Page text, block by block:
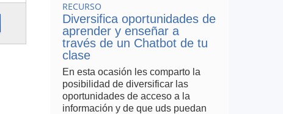
RECURSO
Diversifica oportunidades de
aprender y enseñar a
través de un Chatbot de tu
clase
En esta ocasión les comparto la
posibilidad de diversificar las
oportunidades de acceso a la
información y de que uds puedan